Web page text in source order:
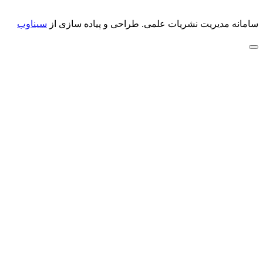
سامانه مدیریت نشریات علمی. طراحی و پیاده سازی از سیناوب